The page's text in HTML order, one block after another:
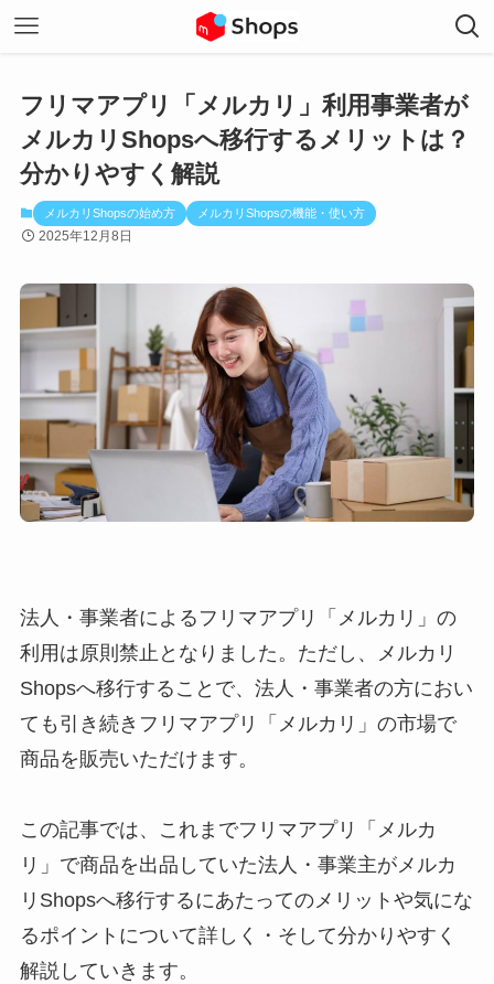
フリマアプリ「メルカリ」利用事業者が
メルカリShopsへ移行するメリットは？
分かりやすく解説
メルカリShopsの始め方 メルカリShopsの機能・使い方
2025年12月8日
法人・事業者によるフリマアプリ「メルカリ」の
利用は原則禁止となりました。ただし、メルカリ
Shopsへ移行することで、法人・事業者の方におい
ても引き続きフリマアプリ「メルカリ」の市場で
商品を販売いただけます。
この記事では、これまでフリマアプリ「メルカ
リ」で商品を出品していた法人・事業主がメルカ
リShopsへ移行するにあたってのメリットや気にな
るポイントについて詳しく・そして分かりやすく
解説していきます。